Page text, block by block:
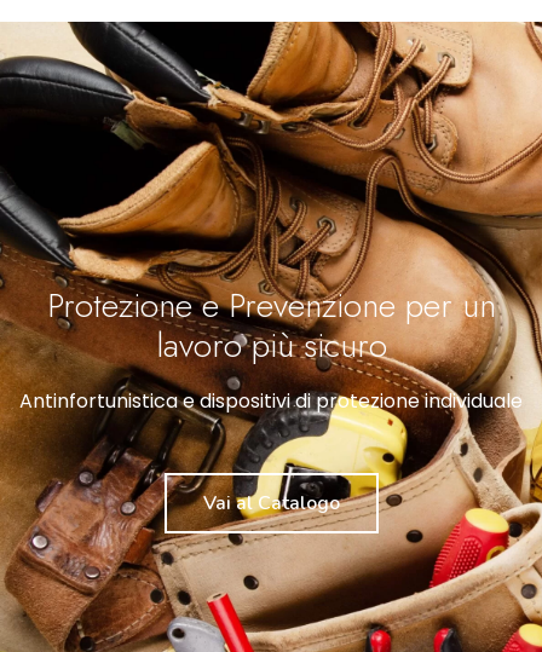
Protezione e Prevenzione per un
lavoro più sicuro
Antinfortunistica e dispositivi di protezione individuale
Vai al Catalogo